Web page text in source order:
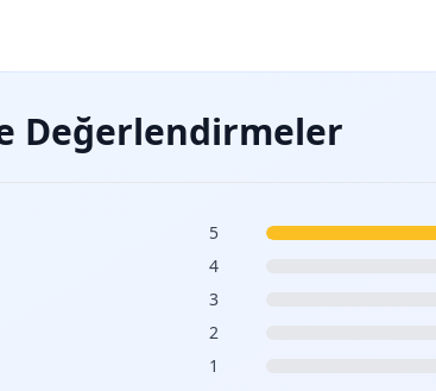
Değerlendirmeler
5
4
3
2
1